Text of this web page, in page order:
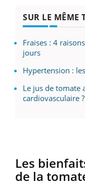
SUR LE MÊME
Fraises : 4
jours
Hypertension :
Le jus de tomate
cardiovasculaire ?
Les
de la